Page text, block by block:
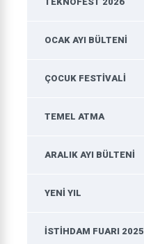
OCAK AYI BÜLTENI
ÇOCUK FESTIVALI
TEMEL ATMA
ARALIK AYI BÜLTENI
YENI YIL
İSTIHDAM FUARI 2025